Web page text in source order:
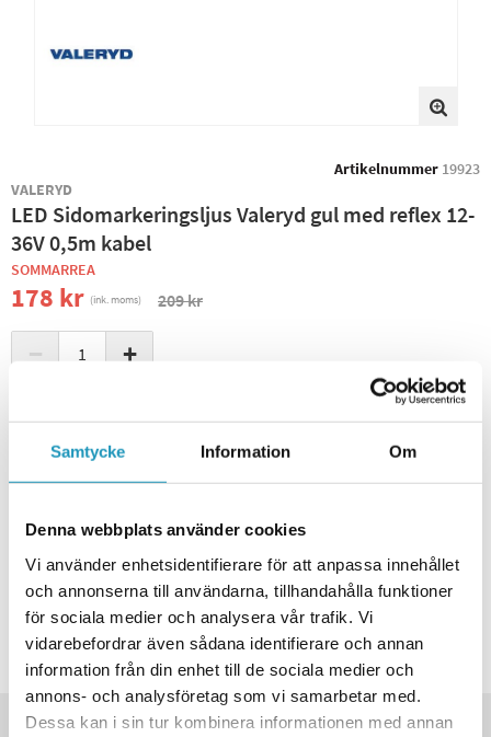
Samtycke Information Om
Denna webbplats använder cookies
Vi använder enhetsidentifierare för att anpassa innehållet
och annonserna till användarna, tillhandahålla funktioner
för sociala medier och analysera vår trafik. Vi
vidarebefordrar även sådana identifierare och annan
information från din enhet till de sociala medier och
annons- och analysföretag som vi samarbetar med.
Dessa kan i sin tur kombinera informationen med annan
Artikelnummer 19923
VALERYD
LED Sidomarkeringsljus Valeryd gul med reflex 12-
36V 0,5m kabel
SOMMARREA
178 kr (ink. moms) 209 kr
− +
+ LÄGG I KUNDVAGN
ONLINELAGER
Skickas inom 4-6 Arbetsdagar
BUTIKSLAGER
I LAGER
Lägsta pris de senaste 30-dagarna:
178 kr
Leverans- & Returinformation
Spara produkt
Frågor om produkten?
Produktinformation